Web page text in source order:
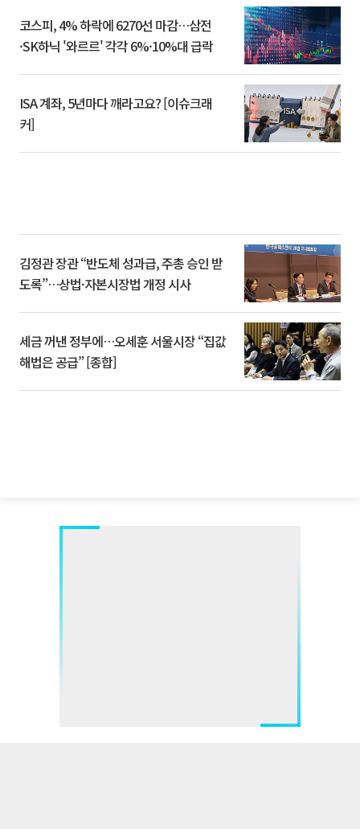
코스피, 4% 하락에 6270선 마감…삼전
·SK하닉 '와르르' 각각 6%·10%대 급락
ISA 계좌, 5년마다 깨라고요? [이슈크래
커]
김정관 장관 “반도체 성과급, 주총 승인 받
도록”…상법·자본시장법 개정 시사
세금 꺼낸 정부에…오세훈 서울시장 “집값
해법은 공급” [종합]